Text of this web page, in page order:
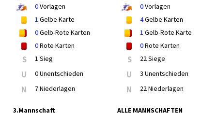
0Vorlagen
1 Gelbe Karte
0Gelb-Rote Karten
0Rote Karten
S 1 Sieg
U 0 Unentschieden
N 7 Niederlagen
0Vorlagen
4Gelbe Karten
1 Gelb-Rote Karte
0Rote Karten
S 22 Siege
U 3 Unentschieden
N 22 Niederlagen
3.Mannschaft
ALLE MANNSCHAFTEN